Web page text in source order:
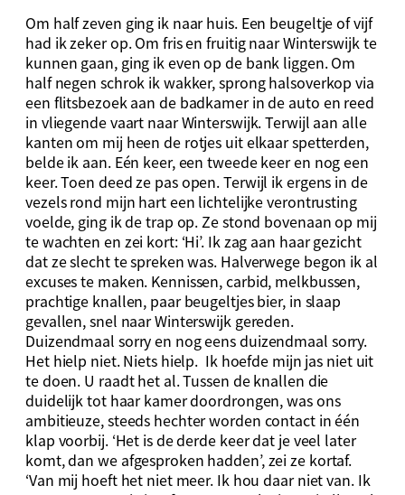
Om half zeven ging ik naar huis. Een beugeltje of vijf
had ik zeker op. Om fris en fruitig naar Winterswijk te
kunnen gaan, ging ik even op de bank liggen. Om
half negen schrok ik wakker, sprong halsoverkop via
een flitsbezoek aan de badkamer in de auto en reed
in vliegende vaart naar Winterswijk. Terwijl aan alle
kanten om mij heen de rotjes uit elkaar spetterden,
belde ik aan. Eén keer, een tweede keer en nog een
keer. Toen deed ze pas open. Terwijl ik ergens in de
vezels rond mijn hart een lichtelijke verontrusting
voelde, ging ik de trap op. Ze stond bovenaan op mij
te wachten en zei kort: ‘Hi’. Ik zag aan haar gezicht
dat ze slecht te spreken was. Halverwege begon ik al
excuses te maken. Kennissen, carbid, melkbussen,
prachtige knallen, paar beugeltjes bier, in slaap
gevallen, snel naar Winterswijk gereden.
Duizendmaal sorry en nog eens duizendmaal sorry.
Het hielp niet. Niets hielp. Ik hoefde mijn jas niet uit
te doen. U raadt het al. Tussen de knallen die
duidelijk tot haar kamer doordrongen, was ons
ambitieuze, steeds hechter worden contact in één
klap voorbij. ‘Het is de derde keer dat je veel later
komt, dan we afgesproken hadden’, zei ze kortaf.
‘Van mij hoeft het niet meer. Ik hou daar niet van. Ik